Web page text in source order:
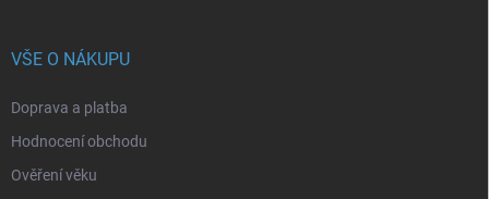
VŠE O NÁKUPU
Doprava a platba
Hodnocení obchodu
Ověření věku